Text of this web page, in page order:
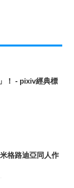
！ - pixiv經典標
格路迪亞同人作